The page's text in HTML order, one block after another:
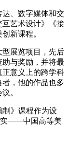
、数字媒体和交
艺术设计》《接
新课程。
展览项目，先后
与奖励，并将最
意义上的跨学科
，他的作品也多
。
》课程作为设
实——中国高等美